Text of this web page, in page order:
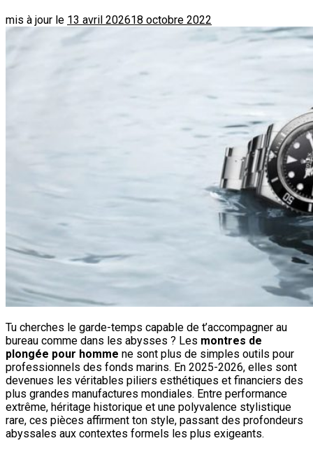
mis à jour le 13 avril 202618 octobre 2022
Tu cherches le garde-temps capable de t’accompagner au
bureau comme dans les abysses ? Les montres de
plongée pour homme ne sont plus de simples outils pour
professionnels des fonds marins. En 2025-2026, elles sont
devenues les véritables piliers esthétiques et financiers des
plus grandes manufactures mondiales. Entre performance
extrême, héritage historique et une polyvalence stylistique
rare, ces pièces affirment ton style, passant des profondeurs
abyssales aux contextes formels les plus exigeants.